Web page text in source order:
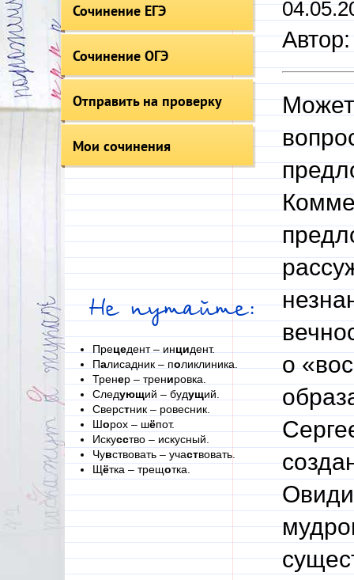
Сочинение ЕГЭ
Сочинение ОГЭ
Отправить на проверку
Мои сочинения
Не путайте:
Прецедент – инцидент.
Палисадник – поликлиника.
Тренер – тренировка.
Следующий – будущий.
Сверстник – ровесник.
Шорох – шёпот.
Искусство – искусный.
Чувствовать – участвовать.
Щётка – трещотка.
о